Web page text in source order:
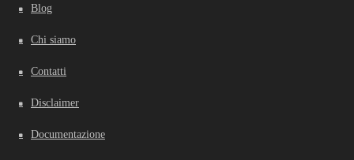
Blog
Chi siamo
Contatti
Disclaimer
Documentazione